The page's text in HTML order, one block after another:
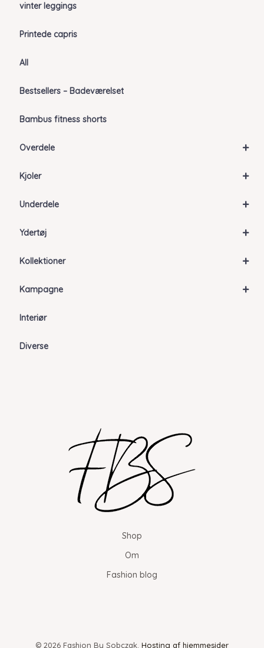
vinter leggings
Printede capris
All
Bestsellers – Badeværelset
Bambus fitness shorts
+
Overdele
+
Kjoler
+
Underdele
+
Ydertøj
+
Kollektioner
+
Kampagne
Interiør
Diverse
Shop
Om
Fashion blog
© 2026 Fashion By Sobczak. Hosting af hjemmesider